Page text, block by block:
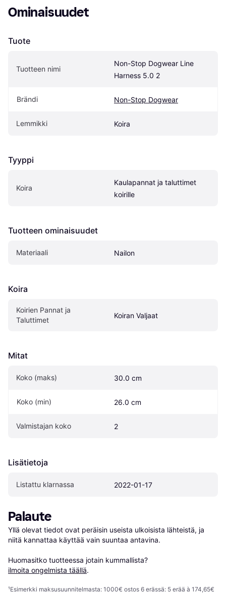
Ominaisuudet
Tuote
Tuotteen nimi
Non-Stop Dogwear Line
Harness 5.0 2
Brändi Non-Stop Dogwear
Lemmikki Koira
Tyyppi
Koira
Kaulapannat ja taluttimet
koirille
Tuotteen ominaisuudet
Materiaali Nailon
Koira
Koirien Pannat ja
Taluttimet
Koiran Valjaat
Mitat
Koko (maks) 30.0 cm
Koko (min) 26.0 cm
Valmistajan koko 2
Lisätietoja
Listattu klarnassa 2022-01-17
Palaute
Yllä olevat tiedot ovat peräisin useista ulkoisista lähteistä, ja
niitä kannattaa käyttää vain suuntaa antavina.
Huomasitko tuotteessa jotain kummallista?
ilmoita ongelmista täällä.
¹Esimerkki maksusuunnitelmasta: 1000€ ostos 6 erässä: 5 erää à 174,65€